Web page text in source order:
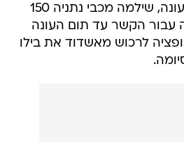
המועדונים מאמצע העונה, שילמה מכבי נתניה 150
הקשר עד תום העונה
לרכוש מאשדוד את בילו